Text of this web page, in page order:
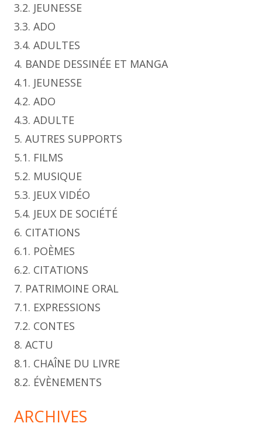
3.2. JEUNESSE
3.3. ADO
3.4. ADULTES
4. BANDE DESSINÉE ET MANGA
4.1. JEUNESSE
4.2. ADO
4.3. ADULTE
5. AUTRES SUPPORTS
5.1. FILMS
5.2. MUSIQUE
5.3. JEUX VIDÉO
5.4. JEUX DE SOCIÉTÉ
6. CITATIONS
6.1. POÈMES
6.2. CITATIONS
7. PATRIMOINE ORAL
7.1. EXPRESSIONS
7.2. CONTES
8. ACTU
8.1. CHAÎNE DU LIVRE
8.2. ÉVÈNEMENTS
ARCHIVES